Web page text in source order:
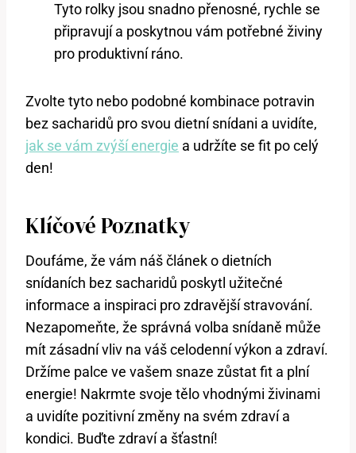
Tyto rolky jsou snadno přenosné, rychle se
připravují a poskytnou vám potřebné živiny
pro produktivní ráno.
Zvolte tyto nebo podobné kombinace potravin
bez sacharidů pro svou dietní snídani a uvidíte,
jak se vám zvýší energie a udržíte se fit po celý
den!
Klíčové Poznatky
Doufáme, že vám náš článek o dietních
snídaních bez sacharidů poskytl užitečné
informace a inspiraci pro zdravější stravování.
Nezapomeňte, že správná volba snídaně může
mít zásadní vliv na váš celodenní výkon a zdraví.
Držíme palce ve vašem snaze zůstat fit a plní
energie! Nakrmte svoje tělo vhodnými živinami
a uvidíte pozitivní změny na svém zdraví a
kondici. Buďte zdraví a šťastní!